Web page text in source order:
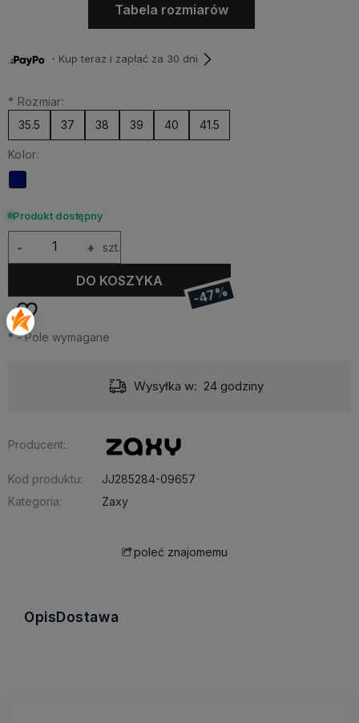
Tabela rozmiarów
・Kup teraz i zapłać za 30 dni
* Rozmiar:
35.5
37 38 39 40 41.5
Kolor:
Produkt dostępny
+
- szt.
DO KOSZYKA
-47%
*- Pole wymagane
Wysyłka w: 24 godziny
Producent:
Kod produktu:
JJ285284-09657
Kategoria:
Zaxy
poleć znajomemu
Opis Dostawa